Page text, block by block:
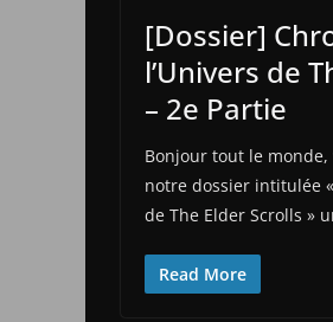
[Dossier]
l’Univers de
– 2e Partie
Bonjour tout le
notre dossier intitulée
de The Elder Scrolls »
Read More